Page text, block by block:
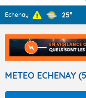
Échenay 25°
METEO ECHENAY